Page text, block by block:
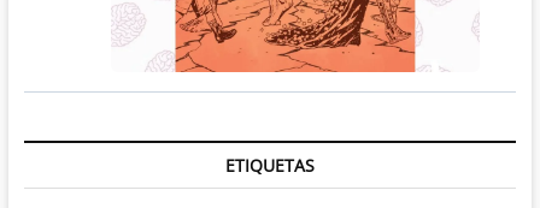
ETIQUETAS